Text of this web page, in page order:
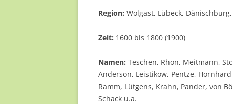
Region: Wolgast, Lübeck,
Zeit: 1600 bis 1800 (1900)
Namen: Teschen, Rhon, Meitmann,
Anderson, Leistikow, Pentze,
Ramm, Lütgens, Krahn, Pander, von
Schack u.a.